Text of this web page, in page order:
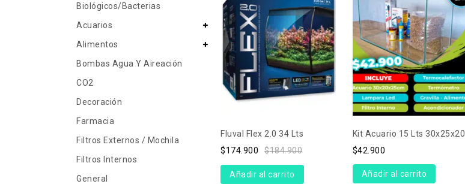
Fluval Flex 2.0 34 Lts
$184.900
$174.900
Añadir al carrito
Kit Acuario 15 Lts 30x25x20
$42.900
Añadir al carrito
Biológicos/bacterias
Acuarios
Alimentos
Bombas Agua Y Aireación
CO2
Decoración
Farmacia
Filtros Externos / Mochila
Filtros Internos
General